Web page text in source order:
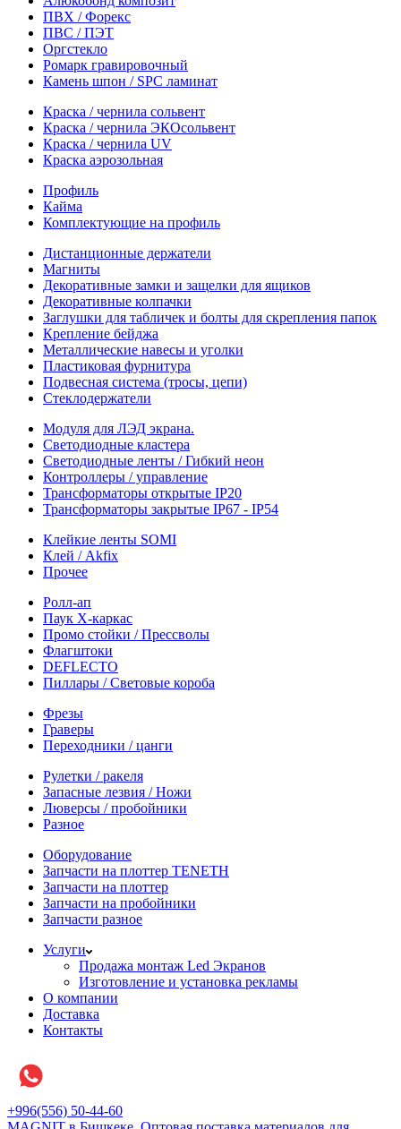
ПВХ / Форекс
ПВС / ПЭТ
Оргстекло
Ромарк гравировочный
Камень шпон / SPC ламинат
Краска / чернила сольвент
Краска / чернила ЭКОсольвент
Краска / чернила UV
Краска аэрозольная
Профиль
Кайма
Комплектующие на профиль
Дистанционные держатели
Магниты
Декоративные замки и защелки для ящиков
Декоративные колпачки
Заглушки для табличек и болты для скрепления папок
Крепление бейджа
Металлические навесы и уголки
Пластиковая фурнитура
Подвесная система (тросы, цепи)
Стеклодержатели
Модуля для ЛЭД экрана.
Светодиодные кластера
Светодиодные ленты / Гибкий неон
Контроллеры / управление
Трансформаторы открытые IP20
Трансформаторы закрытые IP67 - IP54
Клейкие ленты SOMI
Клей / Akfix
Прочее
Ролл-ап
Паук X-каркас
Промо стойки / Прессволы
Флагштоки
DEFLECTO
Пиллары / Световые короба
Фрезы
Граверы
Переходники / цанги
Рулетки / ракеля
Запасные лезвия / Ножи
Люверсы / пробойники
Разное
Оборудование
Запчасти на плоттер TENETH
Запчасти на плоттер
Запчасти на пробойники
Запчасти разное
Услуги
Продажа монтаж Led Экранов
Изготовление и установка рекламы
О компании
Доставка
Контакты
+996(556) 50-44-60